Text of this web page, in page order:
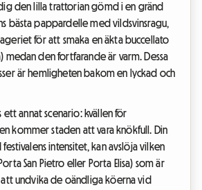
den lilla trattorian gömd i en gränd
bästa pappardelle med vildsvinsragu,
för att smaka en äkta buccellato
medan den fortfarande är varm. Dessa
är hemligheten bakom en lyckad och
ett annat scenario: kvällen för
kommer staden att vara knökfull. Din
intensitet, kan avslöja vilken
San Pietro eller Porta Elisa) som är
att undvika de oändliga köerna vid